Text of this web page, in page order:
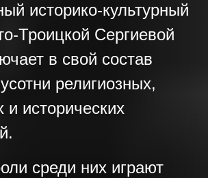
историко-культурный
Троицкой Сергиевой
в свой состав
религиозных,
и исторических
среди них играют